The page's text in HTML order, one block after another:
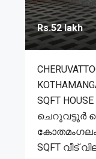
Rs.52 lakh
SQFT
ചെറുവട്ടൂർ
SQFT വീട്